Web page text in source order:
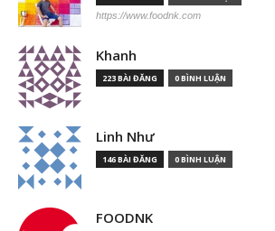
https://www.foodnk.com
Khanh
223 BÀI ĐĂNG 0 BÌNH LUẬN
Linh Như
146 BÀI ĐĂNG 0 BÌNH LUẬN
FOODNK